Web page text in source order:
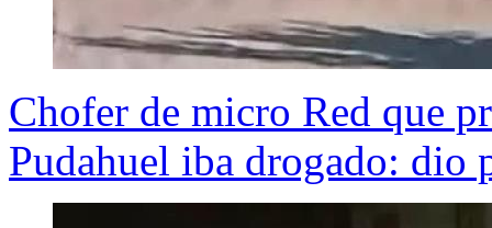
Chofer de micro Red que
Pudahuel iba drogado: dio